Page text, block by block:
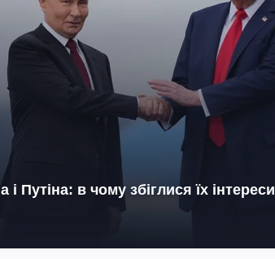
Путіна: в чому збіглися їх інтереси